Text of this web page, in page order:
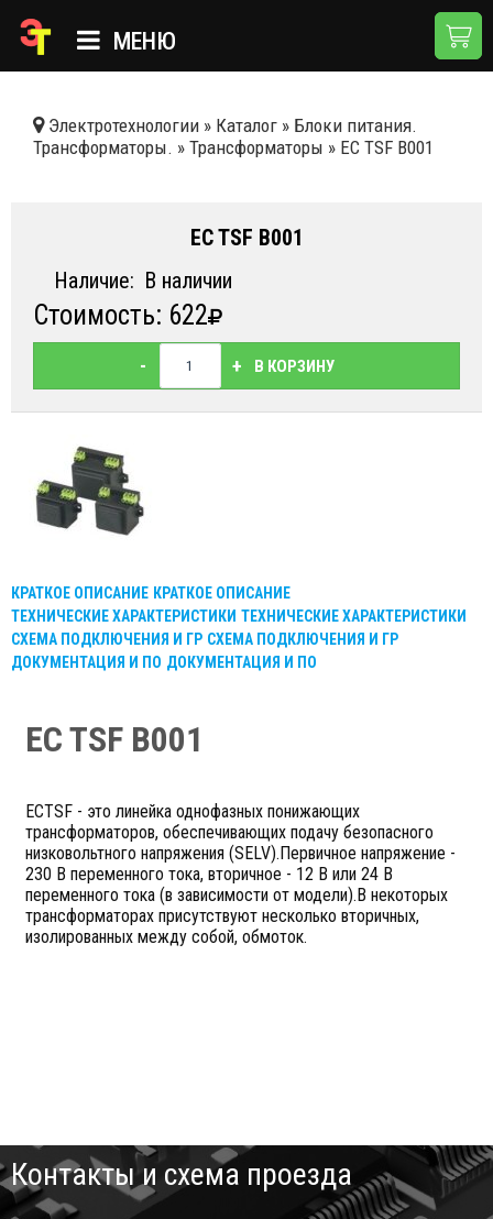
МЕНЮ
КАТАЛОГ
НОВОСТИ
КОНТАКТЫ
Электротехнологии » Каталог » Блоки питания.
Трансформаторы. » Трансформаторы » EC TSF B001
EC TSF B001
Наличие: В наличии
Стоимость: 622
- + В КОРЗИНУ
КРАТКОЕ ОПИСАНИЕ КРАТКОЕ ОПИСАНИЕ
ТЕХНИЧЕСКИЕ ХАРАКТЕРИСТИКИ ТЕХНИЧЕСКИЕ ХАРАКТЕРИСТИКИ
СХЕМА ПОДКЛЮЧЕНИЯ И ГР СХЕМА ПОДКЛЮЧЕНИЯ И ГР
ДОКУМЕНТАЦИЯ И ПО ДОКУМЕНТАЦИЯ И ПО
EC TSF B001
ECTSF - это линейка однофазных понижающих
трансформаторов, обеспечивающих подачу безопасного
низковольтного напряжения (SELV).Первичное напряжение -
230 В переменного тока, вторичное - 12 В или 24 В
переменного тока (в зависимости от модели).В некоторых
трансформаторах присутствуют несколько вторичных,
изолированных между собой, обмоток.
Контакты и схема проезда